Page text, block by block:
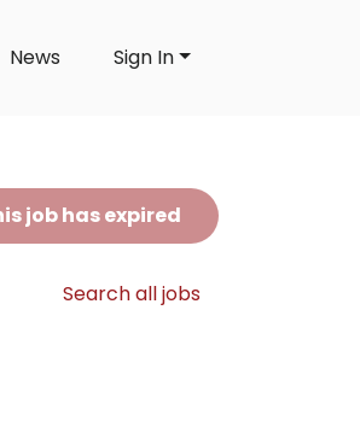
News Sign In
job has expired
Search all jobs